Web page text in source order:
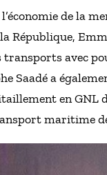
l’économie de la
République,
avec
Saadé a
en GNL
maritime